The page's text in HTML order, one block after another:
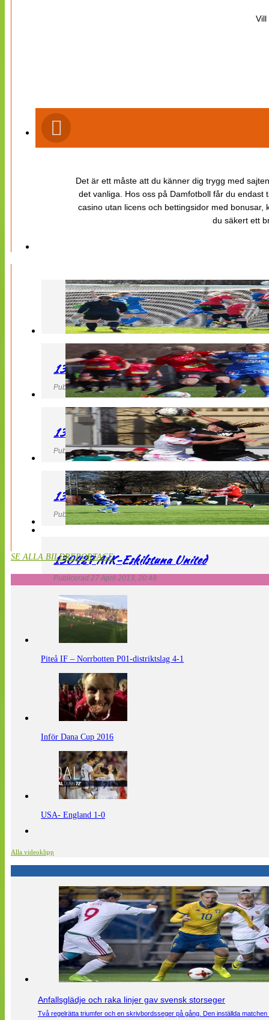
Vill
Det är ett måste att du känner dig trygg med
det vanliga. Hos oss på Damfotboll får du
casino utan licens och bettingsidor med
du säkert ett
130427 LB 07 – QBIK
Publicerad 27 April 2013, 22:40
130427 IF Limhamn Bunkeflo – QBIK
Publicerad 27 April 2013, 21:10
130427 LdB FC Malmö – Mallbackens IF
Publicerad 27 April 2013, 20:54
130427 AIK-Eskilstuna United
Publicerad 27 April 2013, 20:48
SE ALLA BILDREPORTAGE
Piteå IF – Norrbotten P01-distriktslag 4-1
Inför Dana Cup 2016
USA- England 1-0
Alla videoklipp
Anfallsglädje och raka linjer gav svensk storseger
Två regelrätta triumfer och en skrivbordsseger på gång. Den inställda